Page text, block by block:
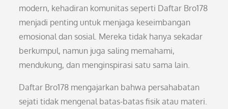
modern, kehadiran komunitas seperti Daftar Bro178
menjadi penting untuk menjaga keseimbangan
emosional dan sosial. Mereka tidak hanya sekadar
berkumpul, namun juga saling memahami,
mendukung, dan menginspirasi satu sama lain.
Daftar Bro178 mengajarkan bahwa persahabatan
sejati tidak mengenal batas-batas fisik atau materi.